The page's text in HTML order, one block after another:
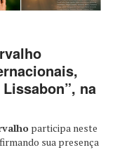
na
participa neste
sua presença